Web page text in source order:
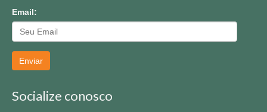
Email:
Enviar
Socialize conosco